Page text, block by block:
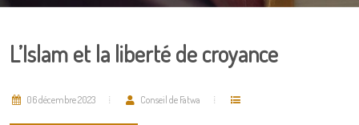
L’Islam et la liberté de croyance
06 décembre 2023 Conseil de Fatwa